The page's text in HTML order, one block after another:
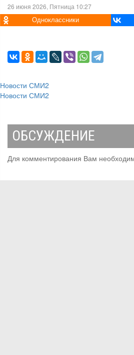
26 июня 2026, Пятница 10:27
Одноклассники
Новости СМИ2
Новости СМИ2
ОБСУЖДЕНИЕ
Для комментирования Вам